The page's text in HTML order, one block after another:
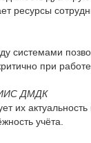
ресурсы
системами
при
ДМДК
их актуальность
учёта.